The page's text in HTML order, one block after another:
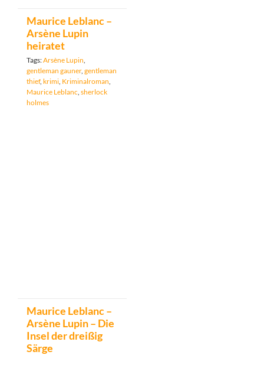
Maurice Leblanc –
Arsène Lupin
heiratet
Tags:Arsène Lupin
gentleman gauner, gentleman
thief, krimi Kriminalroman
Maurice Leblanc sherlock
holmes
Maurice Leblanc –
Arsène Lupin – Die
Insel der dreißig
Särge